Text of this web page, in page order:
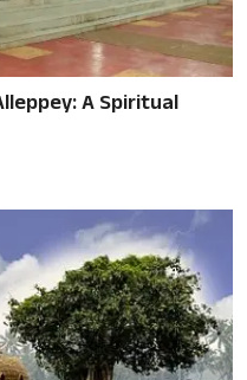
A Spiritual